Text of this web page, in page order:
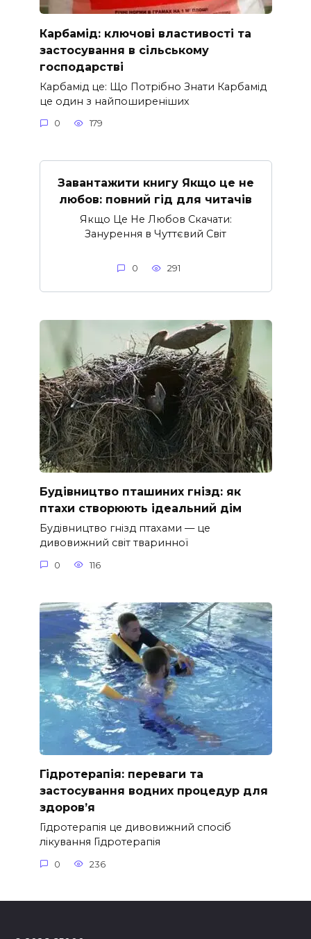
Карбамід: ключові властивості та
застосування в сільському
господарстві
Карбамід це: Що Потрібно Знати Карбамід
це один з найпоширеніших
0 179
Завантажити книгу Якщо це не
любов: повний гід для читачів
Якщо Це Не Любов Скачати:
Занурення в Чуттєвий Світ
0 291
Будівництво пташиних гнізд: як
птахи створюють ідеальний дім
Будівництво гнізд птахами — це
дивовижний світ тваринної
0 116
Гідротерапія: переваги та
застосування водних процедур для
здоров’я
Гідротерапія це дивовижний спосіб
лікування Гідротерапія
0 236